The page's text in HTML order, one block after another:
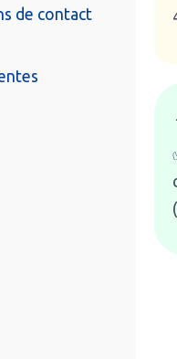
de contact